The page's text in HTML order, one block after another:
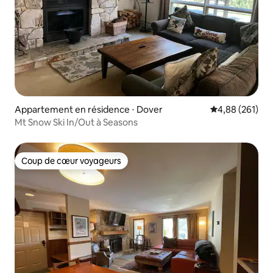
Appartement en résidence ⋅ Dover Évaluation
4,88 (261)
Mt Snow Ski In/Out à Seasons
Coup de cœur voyageurs
Coup de cœur voyageurs